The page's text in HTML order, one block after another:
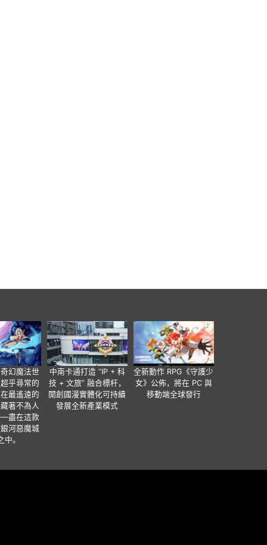
幻魔法世
乎尋常的
最遙遠的
著不為人
盡在這款
河惡魔城
中。
中南卡通打造 “IP + 科
技 + 文旅” 融合標杆，
開創國漫實體化可持續
發展全新產業模式
全新動作 RPG《守護少
女》公佈，將在 PC 與
移動端全球發行